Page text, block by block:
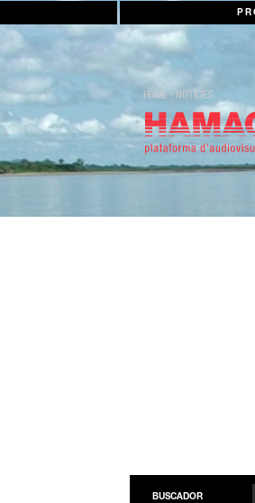
HOME\ NOTÍCIES
BUSCADOR